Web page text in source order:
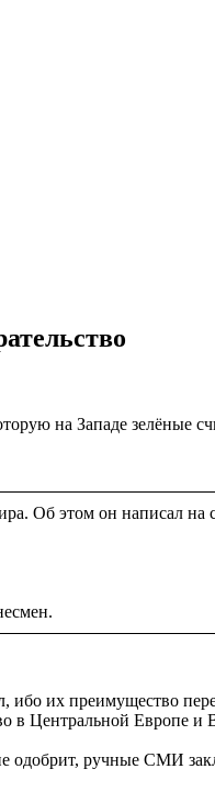
на Западе зелёные
Об этом он написал на
ибо их преимущество
в Центральной Европе и
одобрит, ручные СМИ